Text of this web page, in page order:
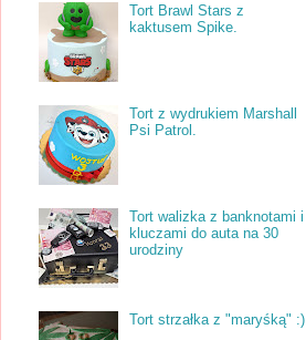
Tort Brawl Stars z
kaktusem Spike.
Tort z wydrukiem Marshall
Psi Patrol.
Tort walizka z banknotami i
kluczami do auta na 30
urodziny
Tort strzałka z "maryśką" :)